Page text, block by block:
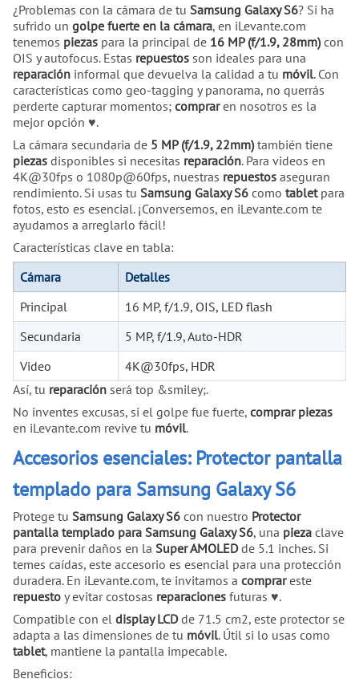
¿Problemas con la cámara de tu Samsung Galaxy S6? Si ha
sufrido un golpe fuerte en la cámara, en iLevante.com
tenemos piezas para la principal de 16 MP (f/1.9, 28mm)con
OIS y autofocus. Estas repuestos son ideales para una
reparación informal que devuelva la calidad a tu móvil. Con
características como geo-tagging y panorama, no querrás
perderte capturar momentos; compraren nosotros es la
mejor opción ♥.
La cámara secundaria de 5 MP (f/1.9, 22mm)también tiene
piezas disponibles si necesitas reparación. Para videos en
4K@30fps o 1080p@60fps, nuestras repuestos aseguran
rendimiento. Si usas tu Samsung Galaxy S6 como tabletpara
fotos, esto es esencial. ¡Conversemos, en iLevante.com te
ayudamos a arreglarlo fácil!
Características clave en tabla:
Cámara
Detalles
Principal
16 MP, f/1.9, OIS, LED flash
Secundaria
5 MP, f/1.9, Auto-HDR
Video
4K@30fps, HDR
Así, tu reparación será top &smiley;.
No inventes excusas, si el golpe fue fuerte, comprar piezas
en iLevante.com revive tu móvil.
Accesorios esenciales: Protector pantalla
templado para Samsung Galaxy S6
Protege tu Samsung Galaxy S6 con nuestro Protector
pantalla templado para Samsung Galaxy S6, una pieza clave
para prevenir daños en la Super AMOLEDde 5.1 inches. Si
temes caídas, este accesorio es esencial para una protección
duradera. En iLevante.com, te invitamos a comprareste
repuesto y evitar costosas reparaciones futuras ♥.
Compatible con el display LCDde 71.5 cm2, este protector se
adapta a las dimensiones de tu móvil. Útil si lo usas como
tablet, mantiene la pantalla impecable.
Beneficios: